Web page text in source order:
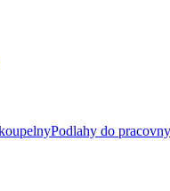
Podlahy do pracovny